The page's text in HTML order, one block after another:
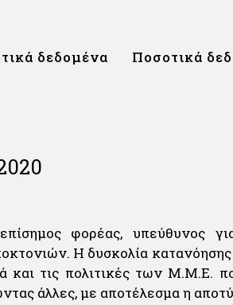
δεδομένα Ποσοτικά
φορέας, υπεύθυνος
Η δυσκολία
τις πολιτικές των Μ.Μ.Ε.
άλλες, με αποτέλεσμα η